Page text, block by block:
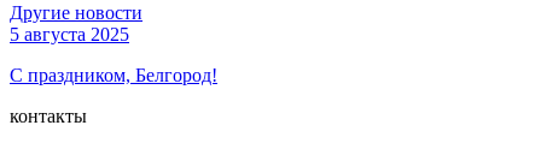
Другие новости
5 августа 2025
С праздником, Белгород!
контакты